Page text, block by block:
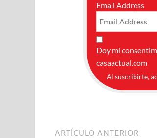
Email Address
Doy mi
casaactual.com
Al suscribirte,
ARTÍCULO ANTERIOR